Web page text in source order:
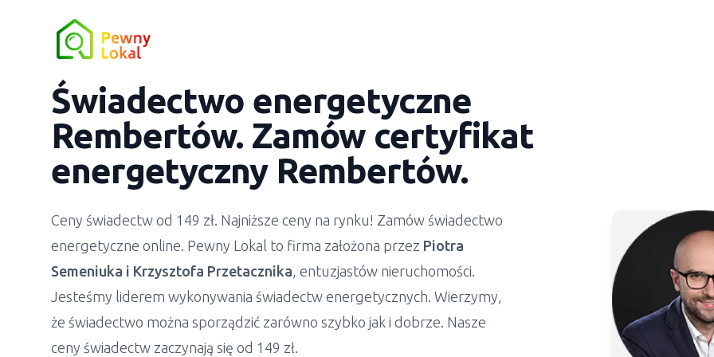
Świadectwo energetyczne
Rembertów. Zamów certyfikat
energetyczny Rembertów.
Ceny świadectw od 149 zł. Najniższe ceny na rynku! Zamów świadectwo
energetyczne online. Pewny Lokal to firma założona przez Piotra
Semeniuka i Krzysztofa Przetacznika, entuzjastów nieruchomości.
Jesteśmy liderem wykonywania świadectw energetycznych. Wierzymy,
że świadectwo można sporządzić zarówno szybko jak i dobrze. Nasze
ceny świadectw zaczynają się od 149 zł.